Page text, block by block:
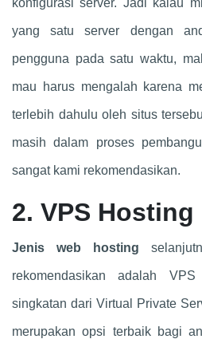
yang satu server dengan
pengguna pada satu waktu,
mau harus mengalah karena
terlebih dahulu oleh situs
masih dalam proses
sangat kami rekomendasikan.
2. VPS Hosting
Jenis web hosting
rekomendasikan adalah
singkatan dari Virtual Private
merupakan opsi terbaik bagi